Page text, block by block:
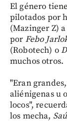
El género
pilotados por
(Mazinger Z) a
por Febo
(Robotech) o
muchos otros.
"Eran
aliénigenas u
locos",
los mecha,